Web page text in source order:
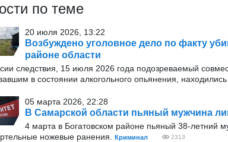
по теме
20 июля 2026, 13:22
Возбуждено уголовное дело по факту
районе области
следствия, 15 июля 2026 года подозреваемый
в состоянии алкогольного опьянения,
05 марта 2026, 22:28
В Самарской области пьяный мужчина
4 марта в Богатовском районе пьяный 38-летний
ножевые ранения.
Криминал 2313